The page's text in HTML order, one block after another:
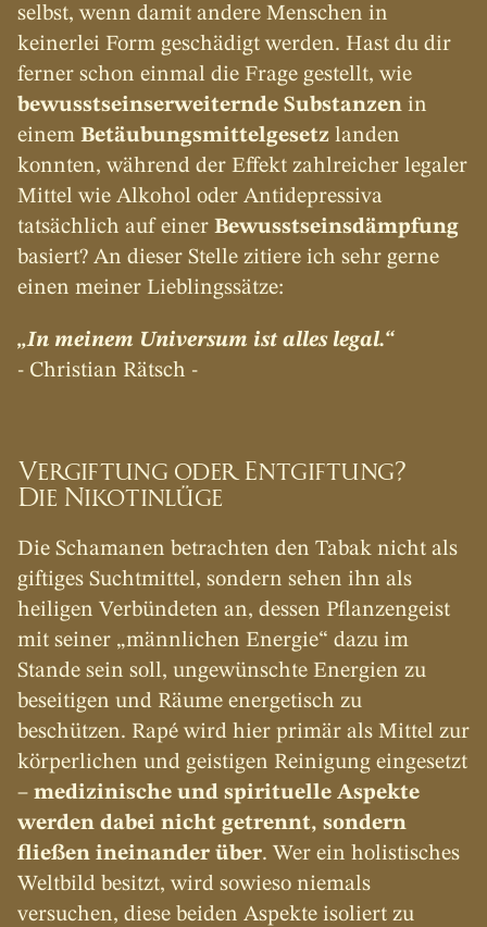
selbst, wenn damit andere Menschen in
keinerlei Form geschädigt werden. Hast du dir
bewusstseinserweiternde Substanzen in
einem Betäubungsmittelgesetz landen
konnten, während der Effekt zahlreicher legaler
Mittel wie Alkohol oder Antidepressiva
tatsächlich auf einer Bewusstseinsdämpfung
basiert? An dieser Stelle zitiere ich sehr gerne
einen meiner Lieblingssätze:
„In meinem Universum ist alles legal.“
- Christian Rätsch -
Vergiftung oder Entgiftung?
Die Nikotinlüge
Die Schamanen betrachten den Tabak nicht als
giftiges Suchtmittel, sondern sehen ihn als
heiligen Verbündeten an, dessen Pflanzengeist
mit seiner „männlichen Energie“ dazu im
Stande sein soll, ungewünschte Energien zu
beseitigen und Räume energetisch zu
beschützen. Rapé wird hier primär als Mittel zur
körperlichen und geistigen Reinigung eingesetzt
– medizinische und spirituelle Aspekte
werden dabei nicht getrennt, sondern
fließen ineinander über. Wer ein holistisches
Weltbild besitzt, wird sowieso niemals
versuchen, diese beiden Aspekte isoliert zu